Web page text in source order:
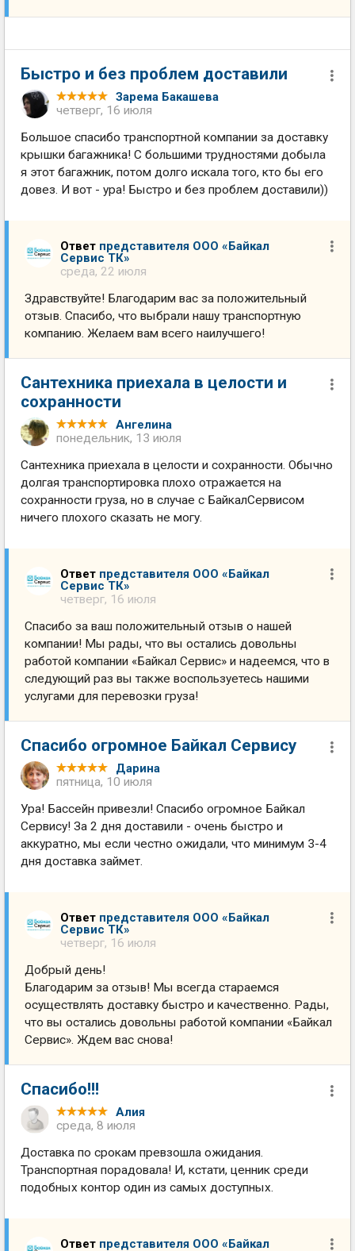
Быстро и без проблем доставили
Зарема Бакашева
четверг, 16 июля
Большое спасибо транспортной компании за доставку
крышки багажника! С большими трудностями добыла
я этот багажник, потом долго искала того, кто бы его
довез. И вот - ура! Быстро и без проблем доставили))
Ответ представителя ООО «Байкал
Сервис ТК»
среда, 22 июля
Здравствуйте! Благодарим вас за положительный
отзыв. Спасибо, что выбрали нашу транспортную
компанию. Желаем вам всего наилучшего!
Сантехника приехала в целости и
сохранности
Ангелина
понедельник, 13 июля
Сантехника приехала в целости и сохранности. Обычно
долгая транспортировка плохо отражается на
сохранности груза, но в случае с БайкалСервисом
ничего плохого сказать не могу.
Ответ представителя ООО «Байкал
Сервис ТК»
четверг, 16 июля
Спасибо за ваш положительный отзыв о нашей
компании! Мы рады, что вы остались довольны
работой компании «Байкал Сервис» и надеемся, что в
следующий раз вы также воспользуетесь нашими
услугами для перевозки груза!
Спасибо огромное Байкал Сервису
Дарина
пятница, 10 июля
Ура! Бассейн привезли! Спасибо огромное Байкал
Сервису! За 2 дня доставили - очень быстро и
аккуратно, мы если честно ожидали, что минимум 3-4
дня доставка займет.
Ответ представителя ООО «Байкал
Сервис ТК»
четверг, 16 июля
Добрый день!
Благодарим за отзыв! Мы всегда стараемся
осуществлять доставку быстро и качественно. Рады,
что вы остались довольны работой компании «Байкал
Сервис». Ждем вас снова!
Спасибо!!!
Алия
среда, 8 июля
Доставка по срокам превзошла ожидания.
Транспортная порадовала! И, кстати, ценник среди
подобных контор один из самых доступных.
Ответ представителя ООО «Байкал